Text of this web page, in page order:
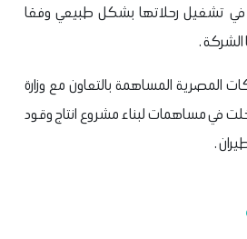
في تشغيل رحلاتها بشكل طبيعي وفقا
.
المصرية المساهمة بالتعاون مع وزارة
دخلت في مساهمات لبناء مشروع انتاج وقود
.